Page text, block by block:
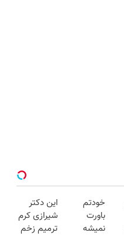
خودتم
باورت
نمیشه
این دکتر
شیرازی کرم
ترمیم زخم